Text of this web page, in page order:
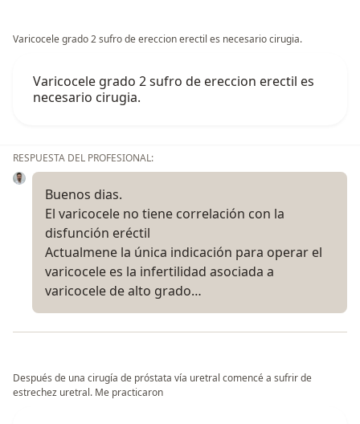
Varicocele grado 2 sufro de ereccion erectil es necesario cirugia.
Varicocele grado 2 sufro de ereccion erectil es
necesario cirugia.
RESPUESTA DEL PROFESIONAL:
Buenos dias.
El varicocele no tiene correlación con la
disfunción eréctil
Actualmene la única indicación para operar el
varicocele es la infertilidad asociada a
varicocele de alto grado…
Después de una cirugía de próstata vía uretral comencé a sufrir de
estrechez uretral. Me practicaron